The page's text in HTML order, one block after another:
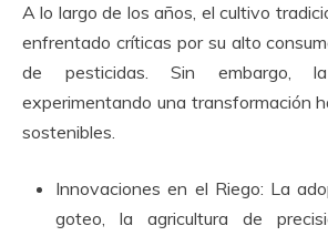
A lo largo de los años, el cultivo
enfrentado críticas por su alto
de pesticidas. Sin embargo,
experimentando una transformación
sostenibles.
Innovaciones en el Riego: La
goteo, la agricultura de